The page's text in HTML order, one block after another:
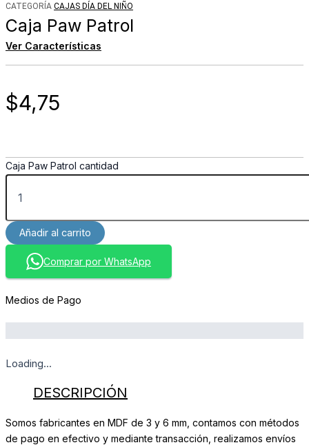
CATEGORÍA CAJAS DÍA DEL NIÑO
Caja Paw Patrol
Ver Características
$4,75
Caja Paw Patrol cantidad
Añadir al carrito
Comprar por WhatsApp
Medios de Pago
Loading...
DESCRIPCIÓN
Somos fabricantes en MDF de 3 y 6 mm, contamos con métodos
de pago en efectivo y mediante transacción, realizamos envíos